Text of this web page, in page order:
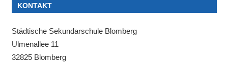
KONTAKT
Städtische Sekundarschule Blomberg
Ulmenallee 11
32825 Blomberg